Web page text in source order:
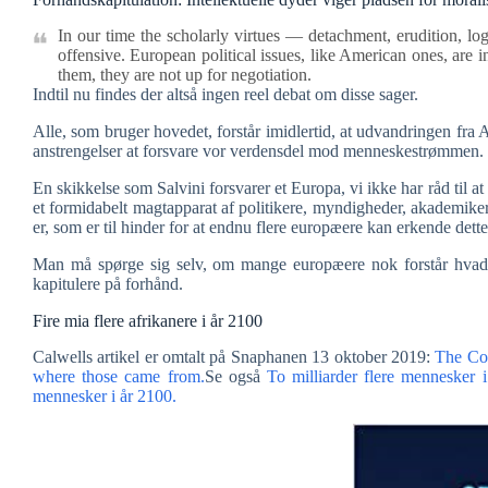
In our time the scholarly virtues — detachment, erudition,
offensive. European political issues, like American ones,
them, they are not up for negotiation.
Indtil nu findes der altså ingen reel debat om disse sager.
Alle, som bruger hovedet, forstår imidlertid, at udvandringen
anstrengelser at forsvare vor verdensdel mod menneskestrømmen.
En skikkelse som Salvini forsvarer et Europa, vi ikke har råd til
et formidabelt magtapparat af politikere, myndigheder,
er, som er til hinder for at endnu flere europæere kan erkende
Man må spørge sig selv, om mange europæere nok forstår
kapitulere på forhånd.
Fire mia flere afrikanere i år 2100
Calwells artikel er omtalt på Snaphanen 13 oktober 2019:The
where those came from.Se også To milliarder flere mennesker
mennesker i år 2100.